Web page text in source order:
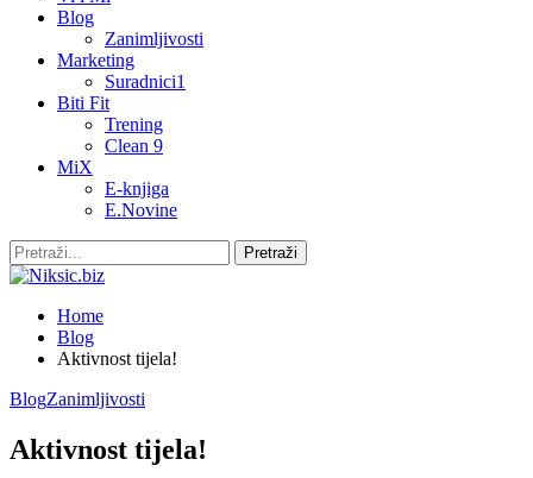
Blog
Zanimljivosti
Marketing
Suradnici1
Biti Fit
Trening
Clean 9
MiX
E-knjiga
E.Novine
Home
Blog
Aktivnost tijela!
BlogZanimljivosti
Aktivnost tijela!